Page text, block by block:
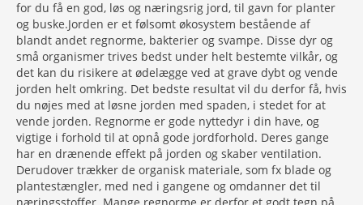
for du få en god, løs og næringsrig jord, til gavn for planter
og buske.Jorden er et følsomt økosystem bestående af
blandt andet regnorme, bakterier og svampe. Disse dyr og
små organismer trives bedst under helt bestemte vilkår, og
det kan du risikere at ødelægge ved at grave dybt og vende
jorden helt omkring. Det bedste resultat vil du derfor få, hvis
du nøjes med at løsne jorden med spaden, i stedet for at
vende jorden. Regnorme er gode nyttedyr i din have, og
vigtige i forhold til at opnå gode jordforhold. Deres gange
har en drænende effekt på jorden og skaber ventilation.
Derudover trækker de organisk materiale, som fx blade og
plantestængler, med ned i gangene og omdanner det til